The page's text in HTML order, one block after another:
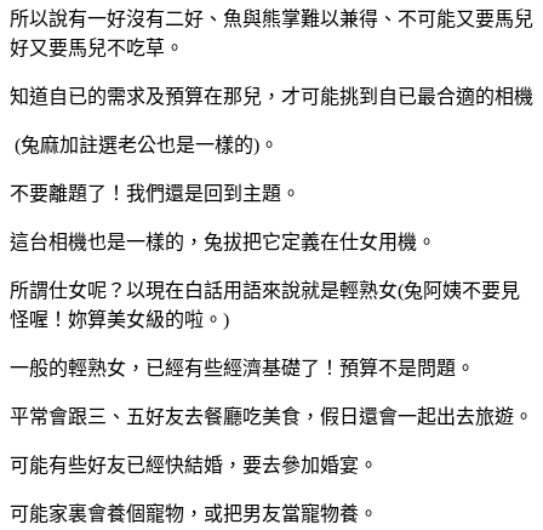
所以說有一好沒有二好、魚與熊掌難以兼得、不可能又要馬兒
好又要馬兒不吃草。
知道自已的需求及預算在那兒，才可能挑到自已最合適的相機
(兔麻加註選老公也是一樣的) 。
不要離題了！我們還是回到主題。
這台相機也是一樣的，兔拔把它定義在仕女用機。
所謂仕女呢？以現在白話用語來說就是輕熟女(兔阿姨不要見
怪喔！妳算美女級的啦。 )
一般的輕熟女，已經有些經濟基礎了！預算不是問題。
平常會跟三、五好友去餐廳吃美食，假日還會一起出去旅遊。
可能有些好友已經快結婚，要去參加婚宴。
可能家裏會養個寵物，或把男友當寵物養。